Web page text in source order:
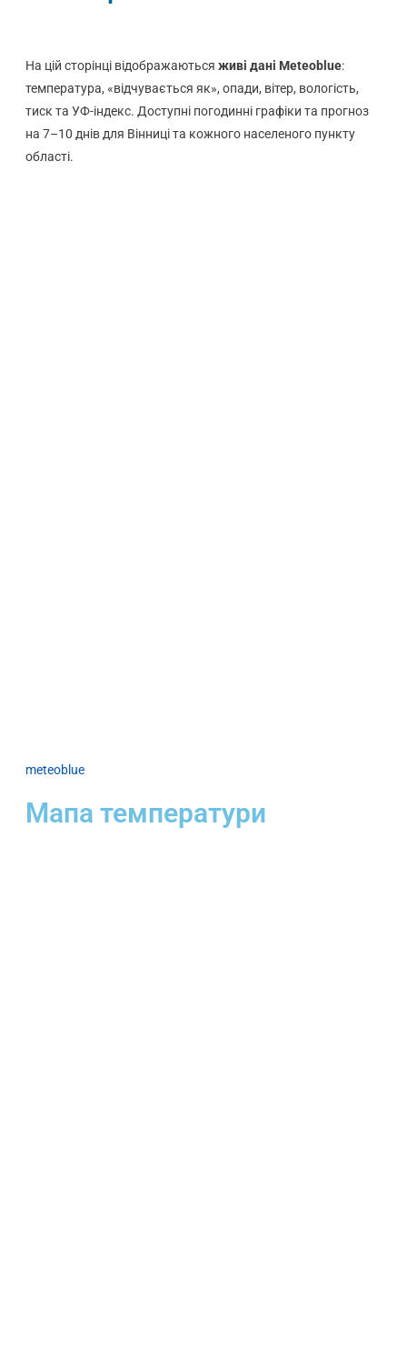
На цій сторінці відображаються живі дані Meteoblue:
температура, «відчувається як», опади, вітер, вологість,
тиск та УФ-індекс. Доступні погодинні графіки та прогноз
на 7–10 днів для Вінниці та кожного населеного пункту
області.
meteoblue
Мапа температури